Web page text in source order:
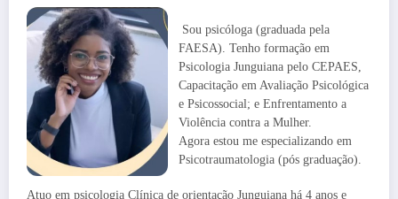
Sou psicóloga (graduada pela
FAESA). Tenho formação em
Psicologia Junguiana pelo CEPAES,
Capacitação em Avaliação Psicológica
e Psicossocial; e Enfrentamento a
Violência contra a Mulher.
Agora estou me especializando em
Psicotraumatologia (pós graduação).
Atuo em psicologia Clínica de orientação Junguiana há 4 anos e